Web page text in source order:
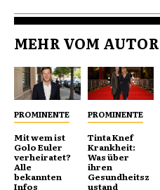
MEHR VOM AUTOR
PROMINENTE
Mit wem ist
Golo Euler
verheiratet?
Alle
bekannten
Infos
PROMINENTE
Tinta Knef
Krankheit:
Was über
ihren
Gesundheitsz
ustand